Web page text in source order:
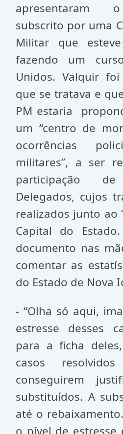
apresentaram
subscrito por uma
Militar que
fazendo um
Unidos. Valquir
que se tratava e
PM estaria
um “centro de
ocorrências
militares”, a ser
participação
Delegados, cujos
realizados junto ao
Capital do
documento nas
comentar as
do Estado de Nova
- “Olha só aqui,
estresse desses
para a ficha
casos
conseguirem
substituídos. A
até o
o nível de estresse